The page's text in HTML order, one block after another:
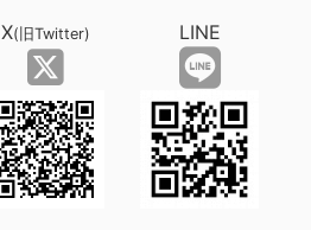
X(旧Twitter) LINE